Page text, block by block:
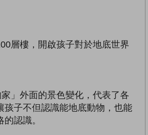
層樓，開啟孩子對於地底世界
家」外面的景色變化，代表了各
孩子不但認識能地底動物，也能
認識。